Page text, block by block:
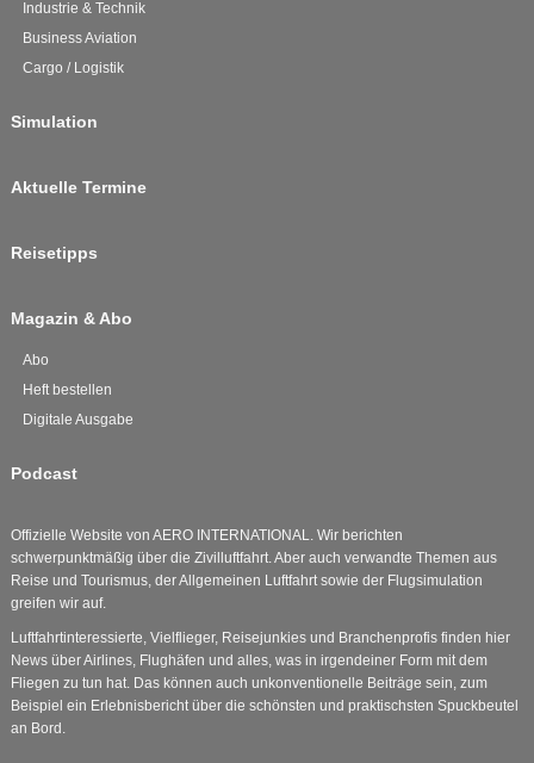
Industrie & Technik
Business Aviation
Cargo / Logistik
Simulation
Aktuelle Termine
Reisetipps
Magazin & Abo
Abo
Heft bestellen
Digitale Ausgabe
Podcast
Offizielle Website von AERO INTERNATIONAL. Wir berichten
schwerpunktmäßig über die Zivilluftfahrt. Aber auch verwandte Themen aus
Reise und Tourismus, der Allgemeinen Luftfahrt sowie der Flugsimulation
greifen wir auf.
Luftfahrtinteressierte, Vielflieger, Reisejunkies und Branchenprofis finden hier
News über Airlines, Flughäfen und alles, was in irgendeiner Form mit dem
Fliegen zu tun hat. Das können auch unkonventionelle Beiträge sein, zum
Beispiel ein Erlebnisbericht über die schönsten und praktischsten Spuckbeutel
an Bord.